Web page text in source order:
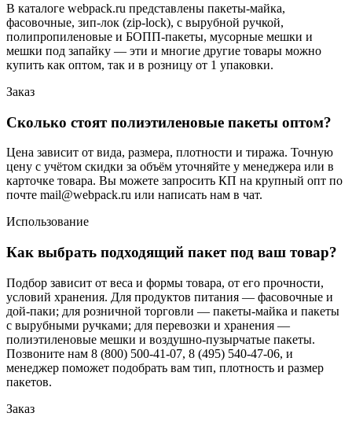
В каталоге webpack.ru представлены пакеты-майка,
фасовочные, зип-лок (zip-lock), с вырубной ручкой,
полипропиленовые и БОПП-пакеты, мусорные мешки и
мешки под запайку — эти и многие другие товары можно
купить как оптом, так и в розницу от 1 упаковки.
Заказ
Сколько стоят полиэтиленовые пакеты оптом?
Цена зависит от вида, размера, плотности и тиража. Точную
цену с учётом скидки за объём уточняйте у менеджера или в
карточке товара. Вы можете запросить КП на крупный опт по
почте mail@webpack.ru или написать нам в чат.
Использование
Как выбрать подходящий пакет под ваш товар?
Подбор зависит от веса и формы товара, от его прочности,
условий хранения. Для продуктов питания — фасовочные и
дой-паки; для розничной торговли — пакеты-майка и пакеты
с вырубными ручками; для перевозки и хранения —
полиэтиленовые мешки и воздушно-пузырчатые пакеты.
Позвоните нам 8 (800) 500-41-07, 8 (495) 540-47-06, и
менеджер поможет подобрать вам тип, плотность и размер
пакетов.
Заказ